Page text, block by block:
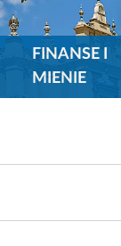
FINANSE I
MIENIE